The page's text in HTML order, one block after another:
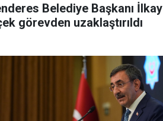
Belediye Başkanı İlkay
görevden uzaklaştırıldı